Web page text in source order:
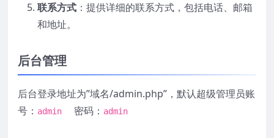
联系方式 ：提供详细的联系方式，包括电话、邮箱
和地址。
后台管理
后台登录地址为”域名/admin.php”，默认超级管理员账
号： admin 密码： admin